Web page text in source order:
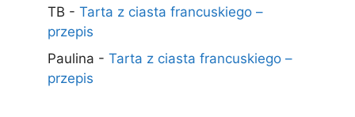
TB - Tarta z ciasta francuskiego –
przepis
Paulina - Tarta z ciasta francuskiego –
przepis